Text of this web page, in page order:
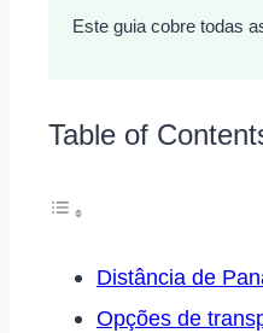
Este guia cobre todas
Table of
Distância de
Opções de